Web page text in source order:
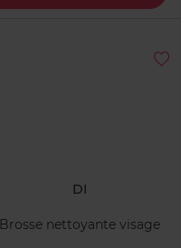
DI
Brosse nettoyante visage